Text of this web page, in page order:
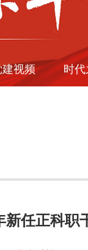
建视频 时代
任正科职